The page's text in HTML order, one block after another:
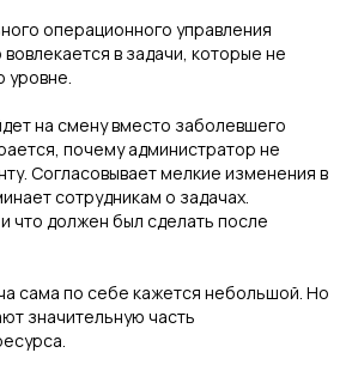
операционного управления
в задачи, которые не
уровне.
на смену вместо заболевшего
почему администратор не
Согласовывает мелкие изменения в
сотрудникам о задачах.
что должен был сделать после
сама по себе кажется небольшой. Но
значительную часть